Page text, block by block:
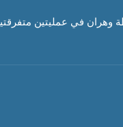
في عمليتين متفرقتين توقف 36 حراقا من بينهم 09